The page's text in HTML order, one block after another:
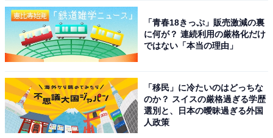
「青春18きっぷ」販売激減の裏
に何が？ 連続利用の厳格化だけ
ではない「本当の理由」
「移民」に冷たいのはどっちな
のか？ スイスの厳格過ぎる学歴
選別と、日本の曖昧過ぎる外国
人政策